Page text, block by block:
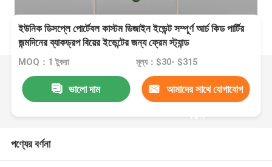
ইউনিক ডিসপ্লে পোর্টেবল কাস্টম ডিজাইন ইভেন্ট সম্পূর্ণ আর্চ কিড পার্টির
জন্মদিনের ব্যাকড্রপ বিয়ের ইভেন্টের জন্য ফ্রেম স্ট্যান্ড
MOQ：1 টুকরা মূল্য：$30- $315
ভালো দাম আমাদের সাথে যোগাযোগ
করুন
পণ্যের বর্ণনা